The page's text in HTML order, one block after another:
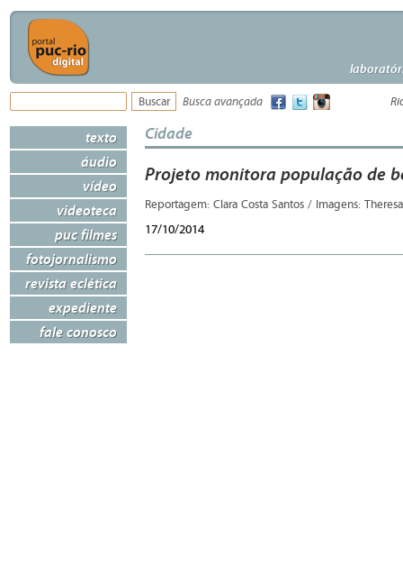
Busca avançada
texto
áudio
vídeo
videoteca
puc filmes
fotojornalismo
revista eclética
expediente
fale conosco
Cidade
Projeto monitora população de
Reportagem: Clara Costa Santos / Imagens:
17/10/2014